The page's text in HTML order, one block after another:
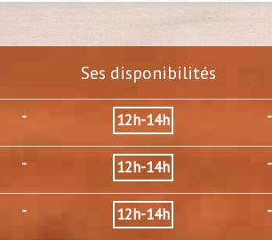
Ses disponibilités
- 12h-14h -
- 12h-14h -
- 12h-14h -